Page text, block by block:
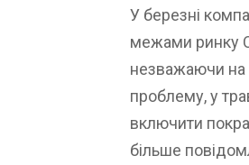
У березні
межами ринку
незважаючи на
проблему, у
включити
більше